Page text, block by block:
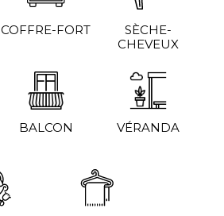
COFFRE-FORT
SÈCHE-
CHEVEUX
BALCON VÉRANDA